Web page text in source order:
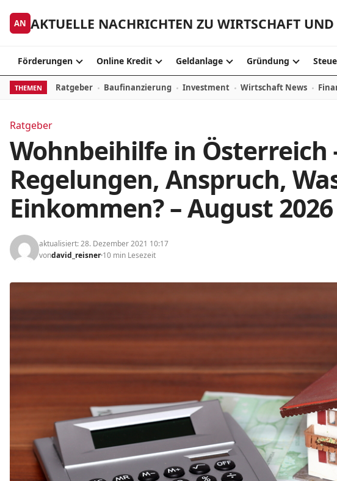
AN AKTUELLE NACHRICHTEN ZU WIRTSCHAFT
Förderungen Online Kredit Geldanlage Gründung
THEMEN Ratgeber Baufinanzierung Investment Wirtschaft News
Ratgeber
Wohnbeihilfe in Österreich
Regelungen, Anspruch,
Einkommen? – August 2026
aktualisiert: 28. Dezember 2021 10:17
vondavid_reisner 10 min Lesezeit